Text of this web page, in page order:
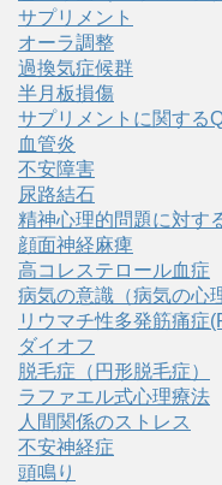
サプリメント
オーラ調整
過換気症候群
半月板損傷
サプリメントに関する
血管炎
不安障害
尿路結石
精神心理的問題に対す
顔面神経麻痺
高コレステロール血症
病気の意識（病気の心
リウマチ性多発筋痛症
ダイオフ
脱毛症（円形脱毛症）
ラファエル式心理療法
人間関係のストレス
不安神経症
頭鳴り